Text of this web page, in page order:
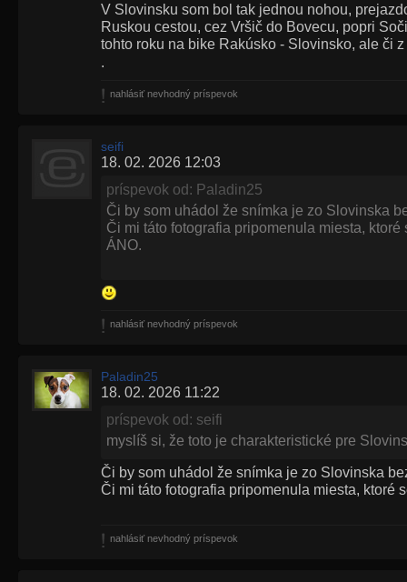
V Slovinsku som bol tak jednou nohou,
Ruskou cestou, cez Vršič do Bovecu, popri
tohto roku na bike Rakúsko - Slovinsko, ale či
.
nahlásiť nevhodný príspevok
seifi
18. 02. 2026 12:03
príspevok od: Paladin25
Či by som uhádol že snímka je zo Slovinska
Či mi táto fotografia pripomenula miesta,
ÁNO.
nahlásiť nevhodný príspevok
Paladin25
18. 02. 2026 11:22
príspevok od: seifi
myslíš si, že toto je charakteristické pre
Či by som uhádol že snímka je zo Slovinska
Či mi táto fotografia pripomenula miesta, ktoré
nahlásiť nevhodný príspevok